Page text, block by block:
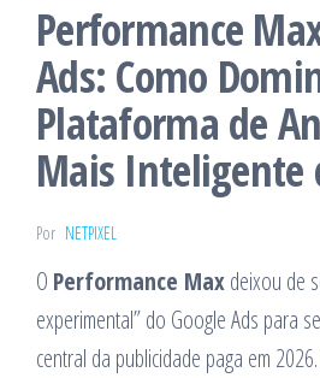
Performance
Ads: Como
Plataforma de
Mais Inteligente
Por NETPIXEL
O Performance Maxdeixou de
experimental” do Google Ads para
central da publicidade paga em